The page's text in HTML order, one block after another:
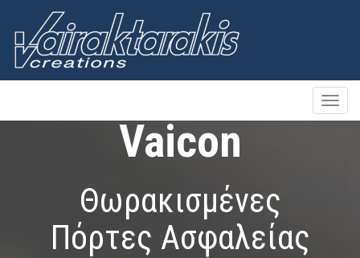
Vaicon
Θωρακισμένες
Πόρτες Ασφαλείας
Toggle